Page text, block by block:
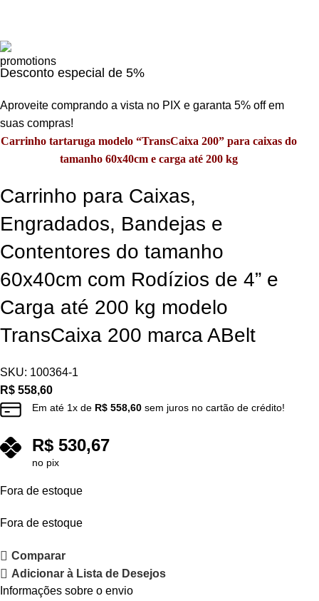
Desconto especial de 5%
Aproveite comprando a vista no PIX e garanta 5% off em
suas compras!
Carrinho tartarugamodelo “TransCaixa 200”para caixas do
tamanho 60x40cm e carga até 200 kg
Carrinho para Caixas,
Engradados, Bandejas e
Contentores do tamanho
60x40cm com Rodízios de 4” e
Carga até 200 kg modelo
TransCaixa 200 marca ABelt
SKU: 100364-1
R$ 558,60
Em até 1x de R$ 558,60 sem juros no cartão de crédito!
R$ 530,67
no pix
Fora de estoque
Fora de estoque
Comparar
Adicionar à Lista de Desejos
Informações sobre o envio